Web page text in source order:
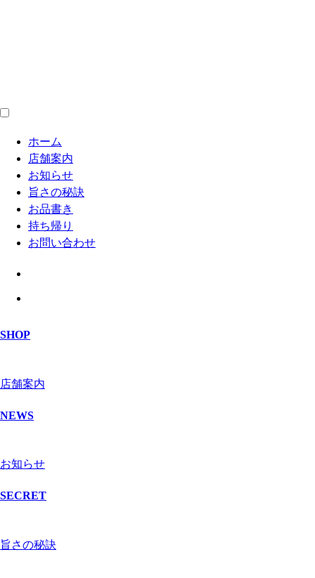
ホーム
店舗案内
お知らせ
旨さの秘訣
お品書き
持ち帰り
お問い合わせ
SHOP
店舗案内
NEWS
お知らせ
SECRET
旨さの秘訣